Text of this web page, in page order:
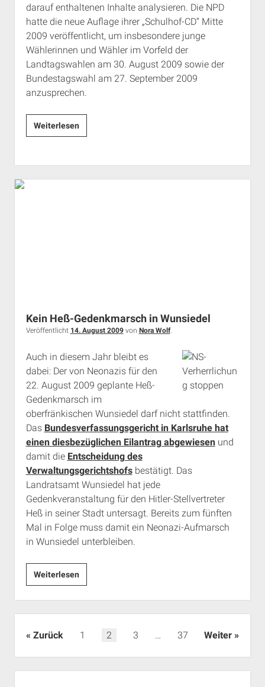
darauf enthaltenen Inhalte analysieren. Die NPD
hatte die neue Auflage ihrer „Schulhof-CD“ Mitte
2009 veröffentlicht, um insbesondere junge
Wählerinnen und Wähler im Vorfeld der
Landtagswahlen am 30. August 2009 sowie der
Bundestagswahl am 27. September 2009
anzusprechen.
WeiterlesenArgumentationshilfe
gegen
neue
„Schulhof-
Kein Heß-Gedenkmarsch in Wunsiedel
Veröffentlicht 14. August 2009von Nora Wolf.
Auch in diesem Jahr bleibt es
dabei: Der von Neonazis für den
22. August 2009 geplante Heß-
Gedenkmarsch im
oberfränkischen Wunsiedel darf nicht stattfinden.
Das Bundesverfassungsgericht in Karlsruhe hat
einen diesbezüglichen Eilantrag abgewiesenund
damit die Entscheidung des
Verwaltungsgerichtshofsbestätigt. Das
Landratsamt Wunsiedel hat jede
Gedenkveranstaltung für den Hitler-Stellvertreter
Heß in seiner Stadt untersagt. Bereits zum fünften
Mal in Folge muss damit ein Neonazi-Aufmarsch
in Wunsiedel unterbleiben.
WeiterlesenKein
Heß-
Gedenkmarsch
in
Wunsiedel
Seitennummerierung
Zurück 1 2 3 … 37 Weiter